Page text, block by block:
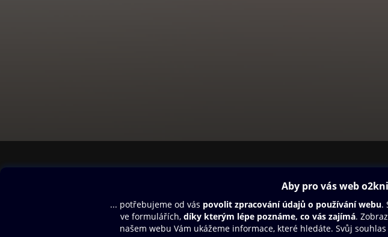
Aplikace a hry
SMS/MMS Info
Blog
Dárkový poukaz
Nápověda
Oneplay Originály
Sport